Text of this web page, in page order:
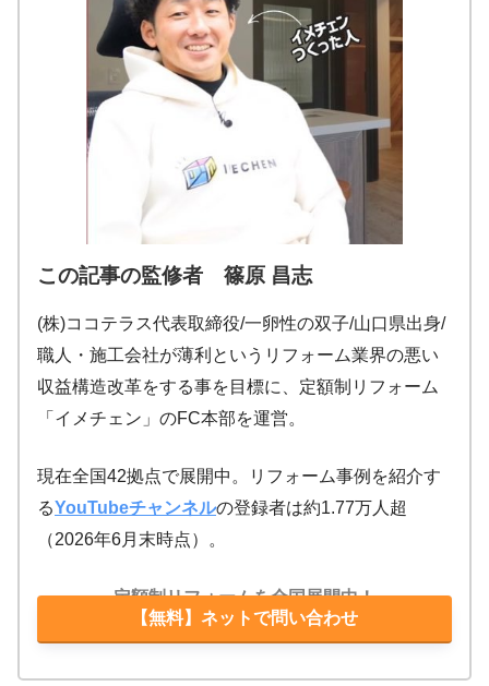
この記事の監修者 篠原 昌志
(株)ココテラス代表取締役/一卵性の双子/山口県出身/
職人・施工会社が薄利というリフォーム業界の悪い
収益構造改革をする事を目標に、定額制リフォーム
「イメチェン」のFC本部を運営。
現在全国42拠点で展開中。リフォーム事例を紹介す
るYouTubeチャンネルの登録者は約1.77万人超
（2026年6月末時点）。
定額制リフォームを全国展開中！
【無料】ネットで問い合わせ